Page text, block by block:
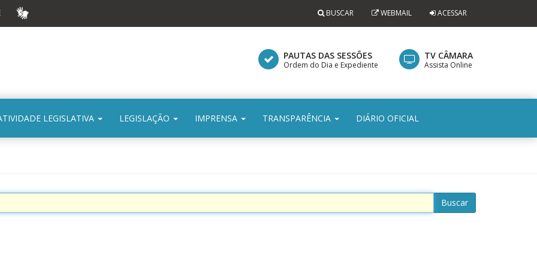
VLIBRAS ACESSAR
WEBMAIL
BUSCAR
PAUTAS DAS SESSÕES
Ordem do Dia e Expediente
TV CÂMARA
Assista Online
LEGISLATIVA LEGISLAÇÃO IMPRENSA TRANSPARÊNCIA DIÁRIO OFICIAL
Buscar